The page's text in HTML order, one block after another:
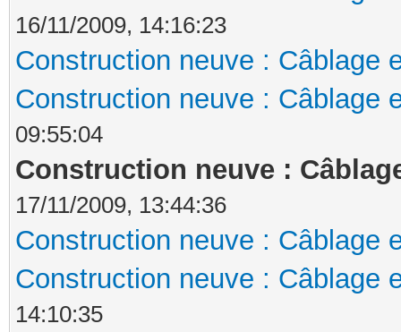
16/11/2009, 14:16:23
Construction neuve : Câblage
Construction neuve : Câblage
09:55:04
Construction neuve :
17/11/2009, 13:44:36
Construction neuve : Câblage
Construction neuve : Câblage
14:10:35